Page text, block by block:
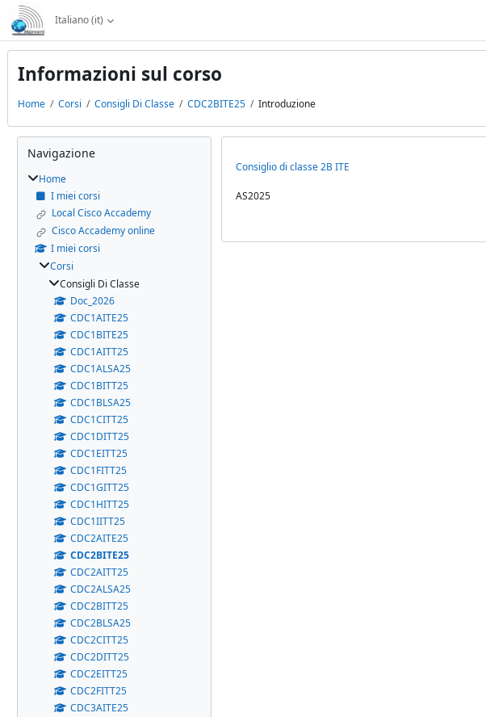
Vai al contenuto principale
Italiano ‎(it)‎
Informazioni sul corso
Home Corsi Consigli Di Classe CDC2BITE25 Introduzione
Consiglio di classe 2B ITE
AS2025
Blocchi
Salta Navigazione
Navigazione
Home
I miei corsi
Local Cisco Accademy
Cisco Accademy online
I miei corsi
Corsi
Consigli Di Classe
Doc_2026
CDC1AITE25
CDC1BITE25
CDC1AITT25
CDC1ALSA25
CDC1BITT25
CDC1BLSA25
CDC1CITT25
CDC1DITT25
CDC1EITT25
CDC1FITT25
CDC1GITT25
CDC1HITT25
CDC1IITT25
CDC2AITE25
CDC2BITE25
CDC2AITT25
CDC2ALSA25
CDC2BITT25
CDC2BLSA25
CDC2CITT25
CDC2DITT25
CDC2EITT25
CDC2FITT25
CDC3AITE25